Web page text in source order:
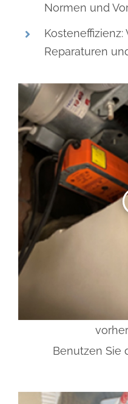
Normen und
Reparaturen
Benutzen Sie